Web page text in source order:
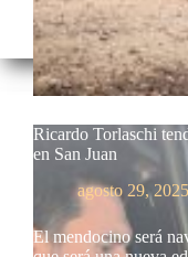
Ricardo Torlaschi
en San Juan
agosto 29, 2025
El mendocino será